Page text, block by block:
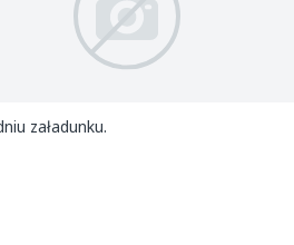
załadunku.